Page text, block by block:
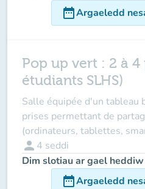
date_rangeArgaeledd
Pop up vert : 2 à 4
étudiants SLHS)
Salle équipée d'un tableau
prises permettant de
(ordinateurs, tablettes,
person 4 seddi
Dim slotiau ar gael heddiw
date_rangeArgaeledd